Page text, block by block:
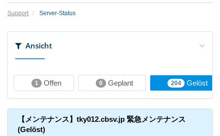
n
n
-
/
a
Support Server-Status
Ansicht
1 Offen 0 Geplant 204 Gelöst
【メンテナンス】tky012.cbsv.jp 緊急メンテナンス
(Gelöst)